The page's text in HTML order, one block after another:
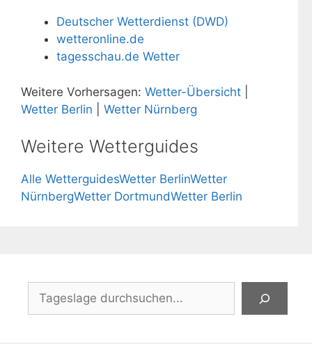
Deutscher Wetterdienst (DWD)
wetteronline.de
tagesschau.de Wetter
Weitere Vorhersagen: Wetter-Übersicht
Wetter Berlin
Wetter Nürnberg
Weitere Wetterguides
Alle WetterguidesWetter BerlinWetter
NürnbergWetter DortmundWetter Berlin
Suchen